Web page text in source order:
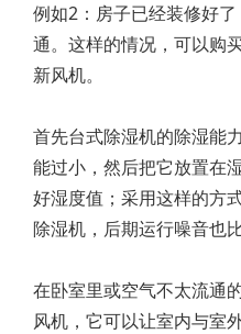
例如2：房子已经装修好
通。这样的情况，可以购
新风机。
首先台式除湿机的除湿能
能过小，然后把它放置在
好湿度值；采用这样的方
除湿机，后期运行噪音也比
在卧室里或空气不太流通
风机，它可以让室内与室